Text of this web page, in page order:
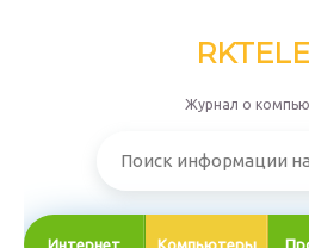
Журнал о
Интернет Компьютеры